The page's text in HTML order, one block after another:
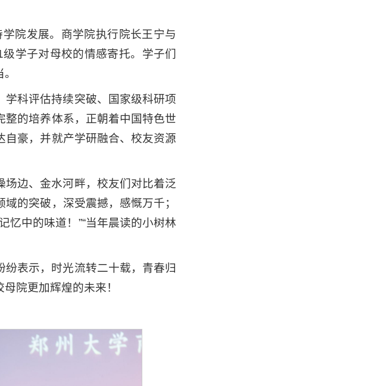
院发展。商学院执行院长王宁与
学子对母校的情感寄托。学子们
科评估持续突破、国家级科研项
的培养体系，正朝着中国特色世
豪，并就产学研融合、校友资源
边、金水河畔，校友们对比着泛
的突破，深受震撼，感慨万千；
忆中的味道！”“当年晨读的小树林
表示，时光流转二十载，青春归
院更加辉煌的未来！